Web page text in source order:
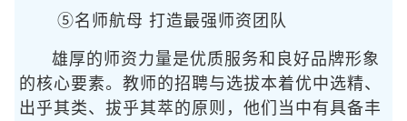
⑤名师航母 打造最强师资团队
雄厚的师资力量是优质服务和良好品牌形象
的核心要素。教师的招聘与选拔本着优中选精、
出乎其类、拔乎其萃的原则，他们当中有具备丰